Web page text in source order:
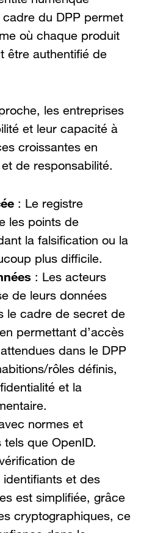
du DPP permet
où chaque produit
être authentifié de
les entreprises
et leur capacité à
croissantes en
de responsabilité.
: Le registre
les points de
la falsification ou la
plus difficile.
: Les acteurs
de leurs données
le cadre de secret de
permettant d’accès
dans le DPP
rôles définis,
et la
normes et
que OpenID.
de
identifiants et des
est simplifiée, grâce
cryptographiques, ce